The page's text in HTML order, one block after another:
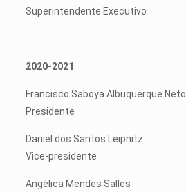
Superintendente Executivo
2020-2021
Francisco Saboya Albuquerque Neto
Presidente
Daniel dos Santos Leipnitz
Vice-presidente
Angélica Mendes Salles